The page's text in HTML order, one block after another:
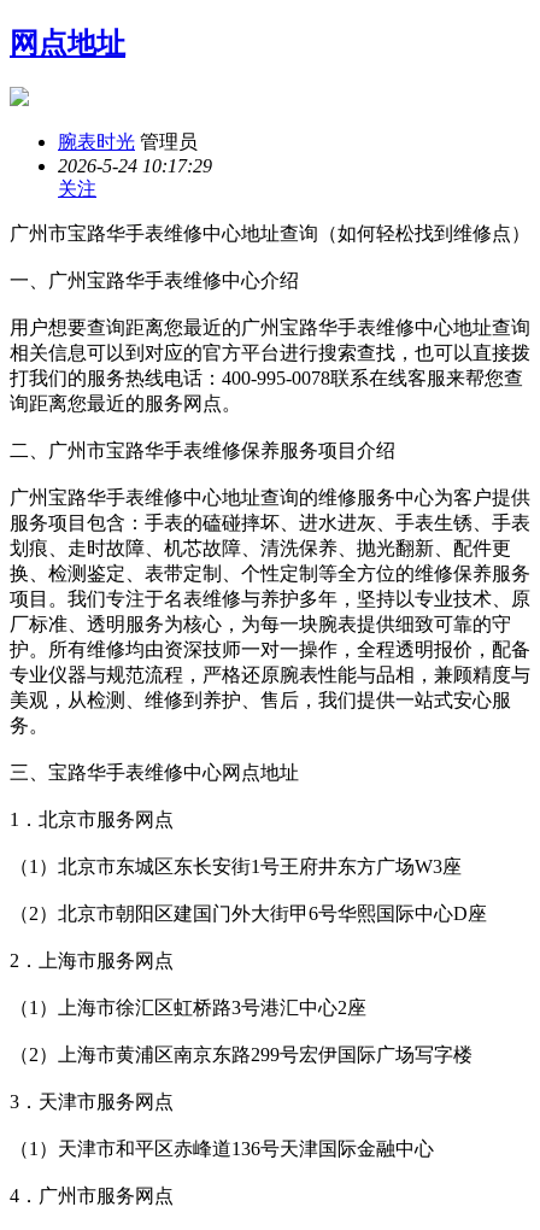
网点地址
腕表时光 管理员
2026-5-24 10:17:29
关注
广州市宝路华手表维修中心地址查询（如何轻松找到维修点）
一、广州宝路华手表维修中心介绍
用户想要查询距离您最近的广州宝路华手表维修中心地址查询
相关信息可以到对应的官方平台进行搜索查找，也可以直接拨
打我们的服务热线电话：400-995-0078联系在线客服来帮您查
询距离您最近的服务网点。
二、广州市宝路华手表维修保养服务项目介绍
广州宝路华手表维修中心地址查询的维修服务中心为客户提供
服务项目包含：手表的磕碰摔坏、进水进灰、手表生锈、手表
划痕、走时故障、机芯故障、清洗保养、抛光翻新、配件更
换、检测鉴定、表带定制、个性定制等全方位的维修保养服务
项目。我们专注于名表维修与养护多年，坚持以专业技术、原
厂标准、透明服务为核心，为每一块腕表提供细致可靠的守
护。所有维修均由资深技师一对一操作，全程透明报价，配备
专业仪器与规范流程，严格还原腕表性能与品相，兼顾精度与
美观，从检测、维修到养护、售后，我们提供一站式安心服
务。
三、宝路华手表维修中心网点地址
1．北京市服务网点
（1）北京市东城区东长安街1号王府井东方广场W3座
（2）北京市朝阳区建国门外大街甲6号华熙国际中心D座
2．上海市服务网点
（1）上海市徐汇区虹桥路3号港汇中心2座
（2）上海市黄浦区南京东路299号宏伊国际广场写字楼
3．天津市服务网点
（1）天津市和平区赤峰道136号天津国际金融中心
4．广州市服务网点